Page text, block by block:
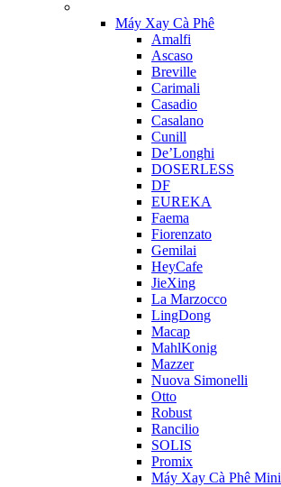
Máy Xay Cà Phê
Amalfi
Ascaso
Breville
Carimali
Casadio
Casalano
Cunill
De’Longhi
DOSERLESS
DF
EUREKA
Faema
Fiorenzato
Gemilai
HeyCafe
JieXing
La Marzocco
LingDong
Macap
MahlKonig
Mazzer
Nuova Simonelli
Otto
Robust
Rancilio
SOLIS
Promix
Máy Xay Cà Phê Mini